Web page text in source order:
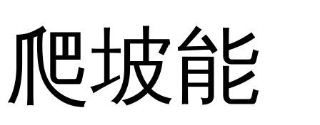
爬坡能